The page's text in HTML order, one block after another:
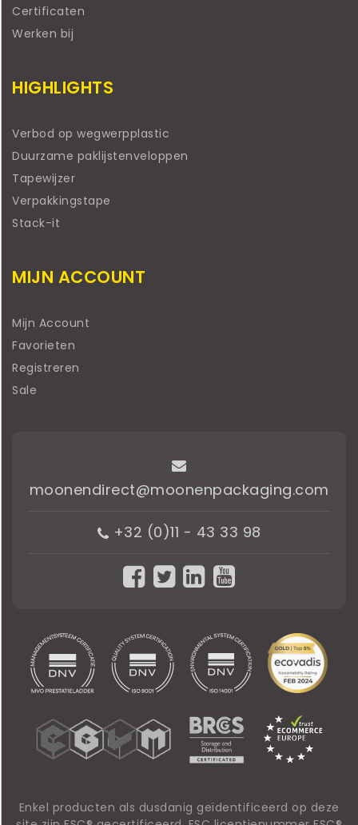
Certificaten
Werken bij
HIGHLIGHTS
Verbod op wegwerpplastic
Duurzame paklijstenveloppen
Tapewijzer
Verpakkingstape
Stack-it
MIJN ACCOUNT
Mijn Account
Favorieten
Registreren
Sale
moonendirect@moonenpackaging.com
+32 (0)11 - 43 33 98
Enkel producten als dusdanig geïdentificeerd op deze